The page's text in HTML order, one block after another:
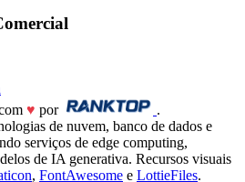
♥ por
.
de nuvem, banco de dados e
serviços de edge computing,
de IA generativa. Recursos visuais
, FontAwesome e LottieFiles.